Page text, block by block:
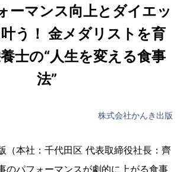
ーマンス向上とダイエッ
う！ 金メダリストを育
士の“人生を変える食事
法”
株式会社かんき出版
（本社：千代田区 代表取締役社長：齊
のパフォーマンスが劇的に上がる食事